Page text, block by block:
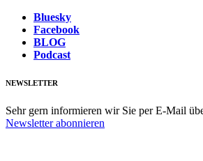
Bluesky
Facebook
BLOG
Podcast
NEWSLETTER
Sehr gern informieren wir Sie per E-Mail
Newsletter abonnieren